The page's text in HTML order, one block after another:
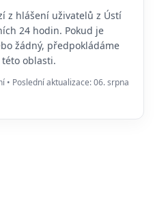
z hlášení uživatelů z Ústí
24 hodin. Pokud je
žádný, předpokládáme
oblasti.
• Poslední aktualizace: 06. srpna